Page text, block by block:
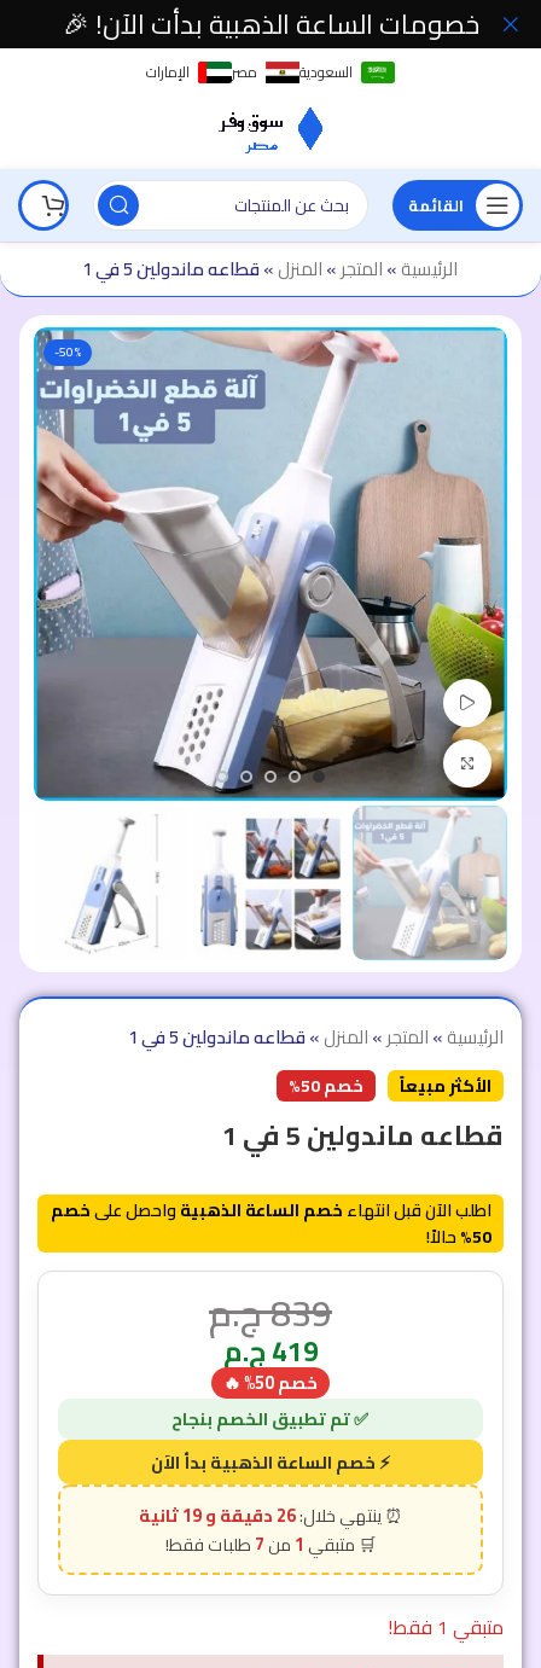
السعودية مصر الإمارات
القائمة
الرئيسية»المتجر»المنزل»قطاعه ماندولين 5 في 1
-50%
مشاهدة الفيديو
اضغط للتكبير
الرئيسية»المتجر»المنزل»قطاعه ماندولين 5 في 1
الأكثر مبيعاً خصم 50%
قطاعه ماندولين 5 في 1
اطلب الآن قبل انتهاءخصم الساعة الذهبيةواحصل علىخصم
50% حالاً!
839ج.م
419ج.م
خصم 50% 🔥
26 دقيقة و 17 ثانية
1
7
متبقي 1 فقط!
خصومات الساعة الذهبية بدأت الآن! 🎉